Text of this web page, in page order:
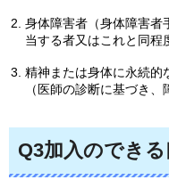
身体障害者（身体障害者
当する者又はこれと同程
精神または身体に永続的
（医師の診断に基づき
Q3加入のできる